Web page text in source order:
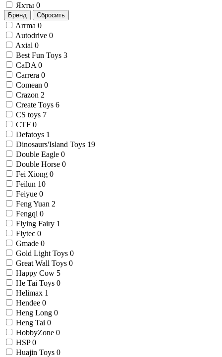
Яхты 0
Бренд Сбросить
Arrma 0
Autodrive 0
Axial 0
Best Fun Toys 3
CaDA 0
Carrera 0
Comean 0
Crazon 2
Create Toys 6
CS toys 7
CTF 0
Defatoys 1
Dinosaurs'Island Toys 19
Double Eagle 0
Double Horse 0
Fei Xiong 0
Feilun 10
Feiyue 0
Feng Yuan 2
Fengqi 0
Flying Fairy 1
Flytec 0
Gmade 0
Gold Light Toys 0
Great Wall Toys 0
Happy Cow 5
He Tai Toys 0
Helimax 1
Hendee 0
Heng Long 0
Heng Tai 0
HobbyZone 0
HSP 0
Huajin Toys 0